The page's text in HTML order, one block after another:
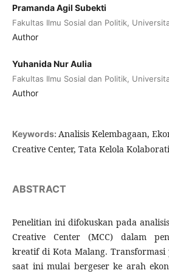
Pramanda Agil Subekti
Fakultas Ilmu Sosial dan Politik,
Author
Yuhanida Nur Aulia
Fakultas Ilmu Sosial dan Politik,
Author
Keywords: Analisis Kelembagaan,
Creative Center, Tata Kelola
ABSTRACT
Penelitian ini difokuskan pada
Creative Center (MCC) dalam
kreatif di Kota Malang. Transformasi
saat ini mulai bergeser ke arah